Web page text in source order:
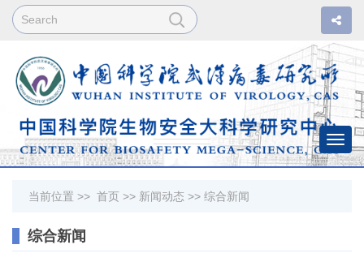
当前位置 >> 首页 >> 新闻动态 >> 综合新闻
综合新闻